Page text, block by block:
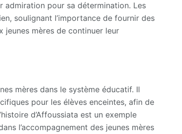
admiration pour sa détermination. Les
soulignant l’importance de fournir des
jeunes mères de continuer leur
mères dans le système éducatif. Il
pour les élèves enceintes, afin de
d’Affoussiata est un exemple
l’accompagnement des jeunes mères